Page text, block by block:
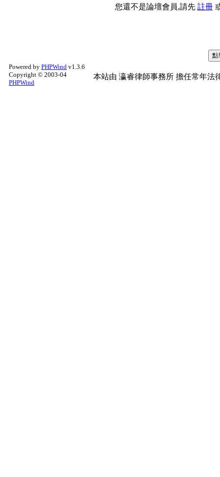
您還不是論壇會員,請先 註冊
Powered by PHPWind v1.3.6
Copyright © 2003-04
PHPWind
本站由 瀛睿律師事務所 擔任常年法